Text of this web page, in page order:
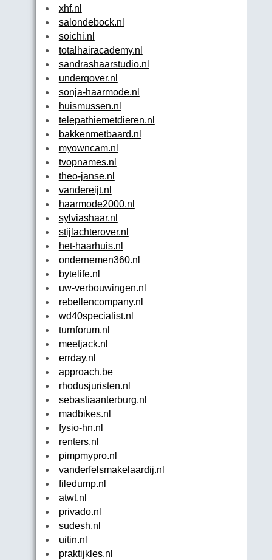
xhf.nl
salondebock.nl
soichi.nl
totalhairacademy.nl
sandrashaarstudio.nl
underqover.nl
sonja-haarmode.nl
huismussen.nl
telepathiemetdieren.nl
bakkenmetbaard.nl
myowncam.nl
tvopnames.nl
theo-janse.nl
vandereijt.nl
haarmode2000.nl
sylviashaar.nl
stijlachterover.nl
het-haarhuis.nl
ondernemen360.nl
bytelife.nl
uw-verbouwingen.nl
rebellencompany.nl
wd40specialist.nl
turnforum.nl
meetjack.nl
errday.nl
approach.be
rhodusjuristen.nl
sebastiaanterburg.nl
madbikes.nl
fysio-hn.nl
renters.nl
pimpmypro.nl
vanderfelsmakelaardij.nl
filedump.nl
atwt.nl
privado.nl
sudesh.nl
uitin.nl
praktijkles.nl